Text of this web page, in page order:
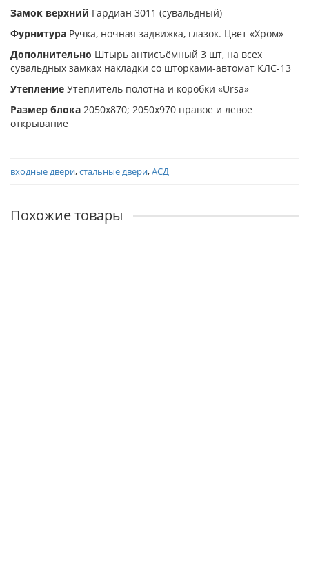
Замок верхний Гардиан 3011 (сувальдный)
Фурнитура Ручка, ночная задвижка, глазок. Цвет «Хром»
Дополнительно Штырь антисъёмный 3 шт, на всех
сувальдных замках накладки со шторками-автомат КЛС-13
Утепление Утеплитель полотна и коробки «Ursa»
Размер блока 2050х870; 2050х970 правое и левое
открывание
входные двери,стальные двери,АСД
Похожие товары